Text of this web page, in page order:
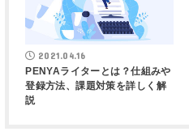
2021.04.16
PENYAライターとは？仕組みや
登録方法、課題対策を詳しく解
説